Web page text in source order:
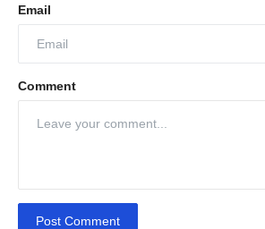
Email
Comment
Post Comment